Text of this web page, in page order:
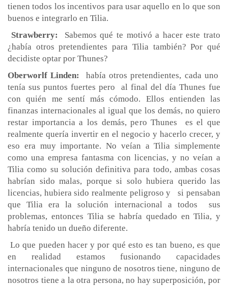
tienen todos los incentivos para usar aquello en lo que son
buenos e integrarlo en Tilia.
Strawberry:
Sabemos qué te motivó a hacer este trato
¿había otros pretendientes para Tilia también? Por qué
decidiste optar por Thunes?
Oberworlf Linden:
había otros pretendientes, cada uno
tenía sus puntos fuertes pero al final del día Thunes fue
con quién me sentí más cómodo. Ellos entienden las
finanzas internacionales al igual que los demás, no quiero
restar importancia a los demás, pero Thunes es el que
realmente quería invertir en el negocio y hacerlo crecer, y
eso era muy importante. No veían a Tilia simplemente
como una empresa fantasma con licencias, y no veían a
Tilia como su solución definitiva para todo, ambas cosas
habrían sido malas, porque si solo hubiera querido las
licencias, hubiera sido realmente peligroso y si pensaban
que Tilia era la solución internacional a todos sus
problemas, entonces Tilia se habría quedado en Tilia, y
habría tenido un dueño diferente.
Lo que pueden hacer y por qué esto es tan bueno, es que
en realidad estamos fusionando capacidades
internacionales que ninguno de nosotros tiene, ninguno de
nosotros tiene a la otra persona, no hay superposición, por